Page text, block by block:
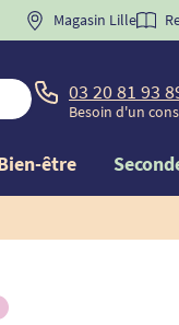
BIENVENUE" pourla
Magasin Lille
03 20 81 93
Besoin d'un
être